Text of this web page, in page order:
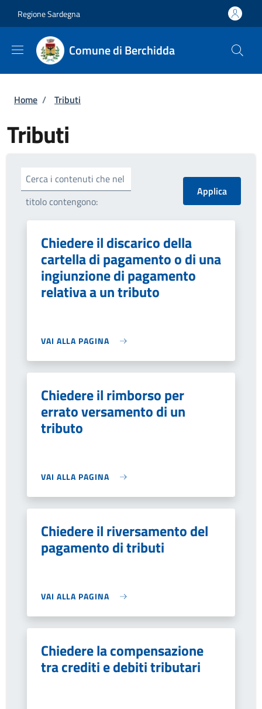
Regione Sardegna
Comune di Berchidda
Briciole di pane
Home / Tributi
Tributi
Cerca i contenuti che nel
titolo contengono:
Chiedere il discarico della
cartella di pagamento o di una
ingiunzione di pagamento
relativa a un tributo
VAI ALLA PAGINA
Chiedere il rimborso per
errato versamento di un
tributo
VAI ALLA PAGINA
Chiedere il riversamento del
pagamento di tributi
VAI ALLA PAGINA
Chiedere la compensazione
tra crediti e debiti tributari